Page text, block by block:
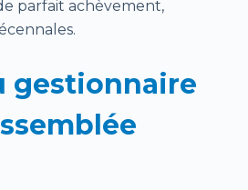
parfait achèvement,
gestionnaire